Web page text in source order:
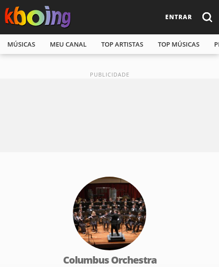
ENTRAR
MÚSICAS MEU CANAL TOP ARTISTAS TOP MÚSICAS
Columbus Orchestra